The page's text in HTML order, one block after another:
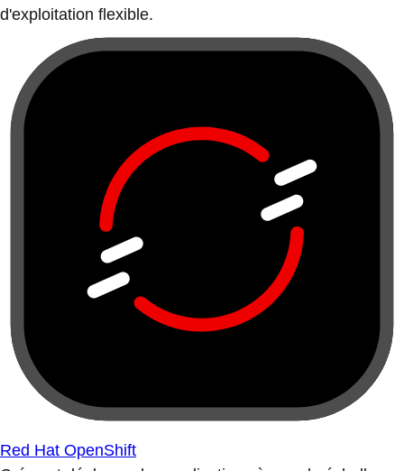
d'exploitation flexible.
Red Hat OpenShift